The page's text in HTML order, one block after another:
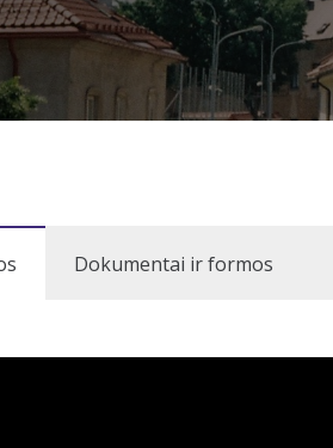
Dokumentai ir formos